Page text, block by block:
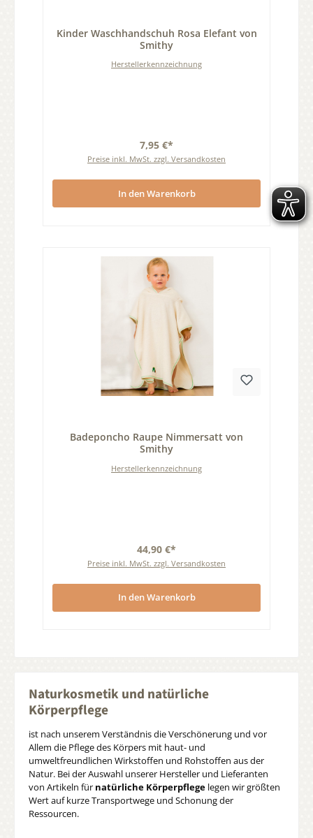
Kinder Waschhandschuh Rosa Elefant von
Smithy
Herstellerkennzeichnung
7,95 €*
Preise inkl. MwSt. zzgl. Versandkosten
In den Warenkorb
Badeponcho Raupe Nimmersatt von
Smithy
Herstellerkennzeichnung
44,90 €*
Preise inkl. MwSt. zzgl. Versandkosten
In den Warenkorb
Naturkosmetik und natürliche
Körperpflege
ist nach unserem Verständnis die Verschönerung und vor
Allem die Pflege des Körpers mit haut- und
umweltfreundlichen Wirkstoffen und Rohstoffen aus der
Natur. Bei der Auswahl unserer Hersteller und Lieferanten
von Artikeln für natürliche Körperpflege legen wir größten
Wert auf kurze Transportwege und Schonung der
Ressourcen.